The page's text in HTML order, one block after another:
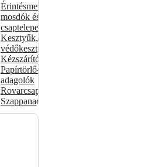
Érintésmentes
mosdók és
csaptelepek
Kesztyűk,
védőkesztyűk
Kézszárítók
Papírtörlő-
adagolók
Rovarcsapdák
Szappanadagolók